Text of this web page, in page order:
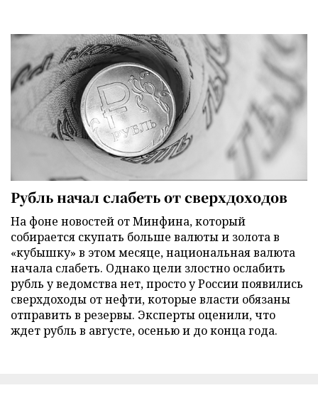
Рубль начал слабеть от сверхдоходов
На фоне новостей от Минфина, который
собирается скупать больше валюты и золота в
«кубышку» в этом месяце, национальная валюта
начала слабеть. Однако цели злостно ослабить
рубль у ведомства нет, просто у России появились
сверхдоходы от нефти, которые власти обязаны
отправить в резервы. Эксперты оценили, что
ждет рубль в августе, осенью и до конца года.